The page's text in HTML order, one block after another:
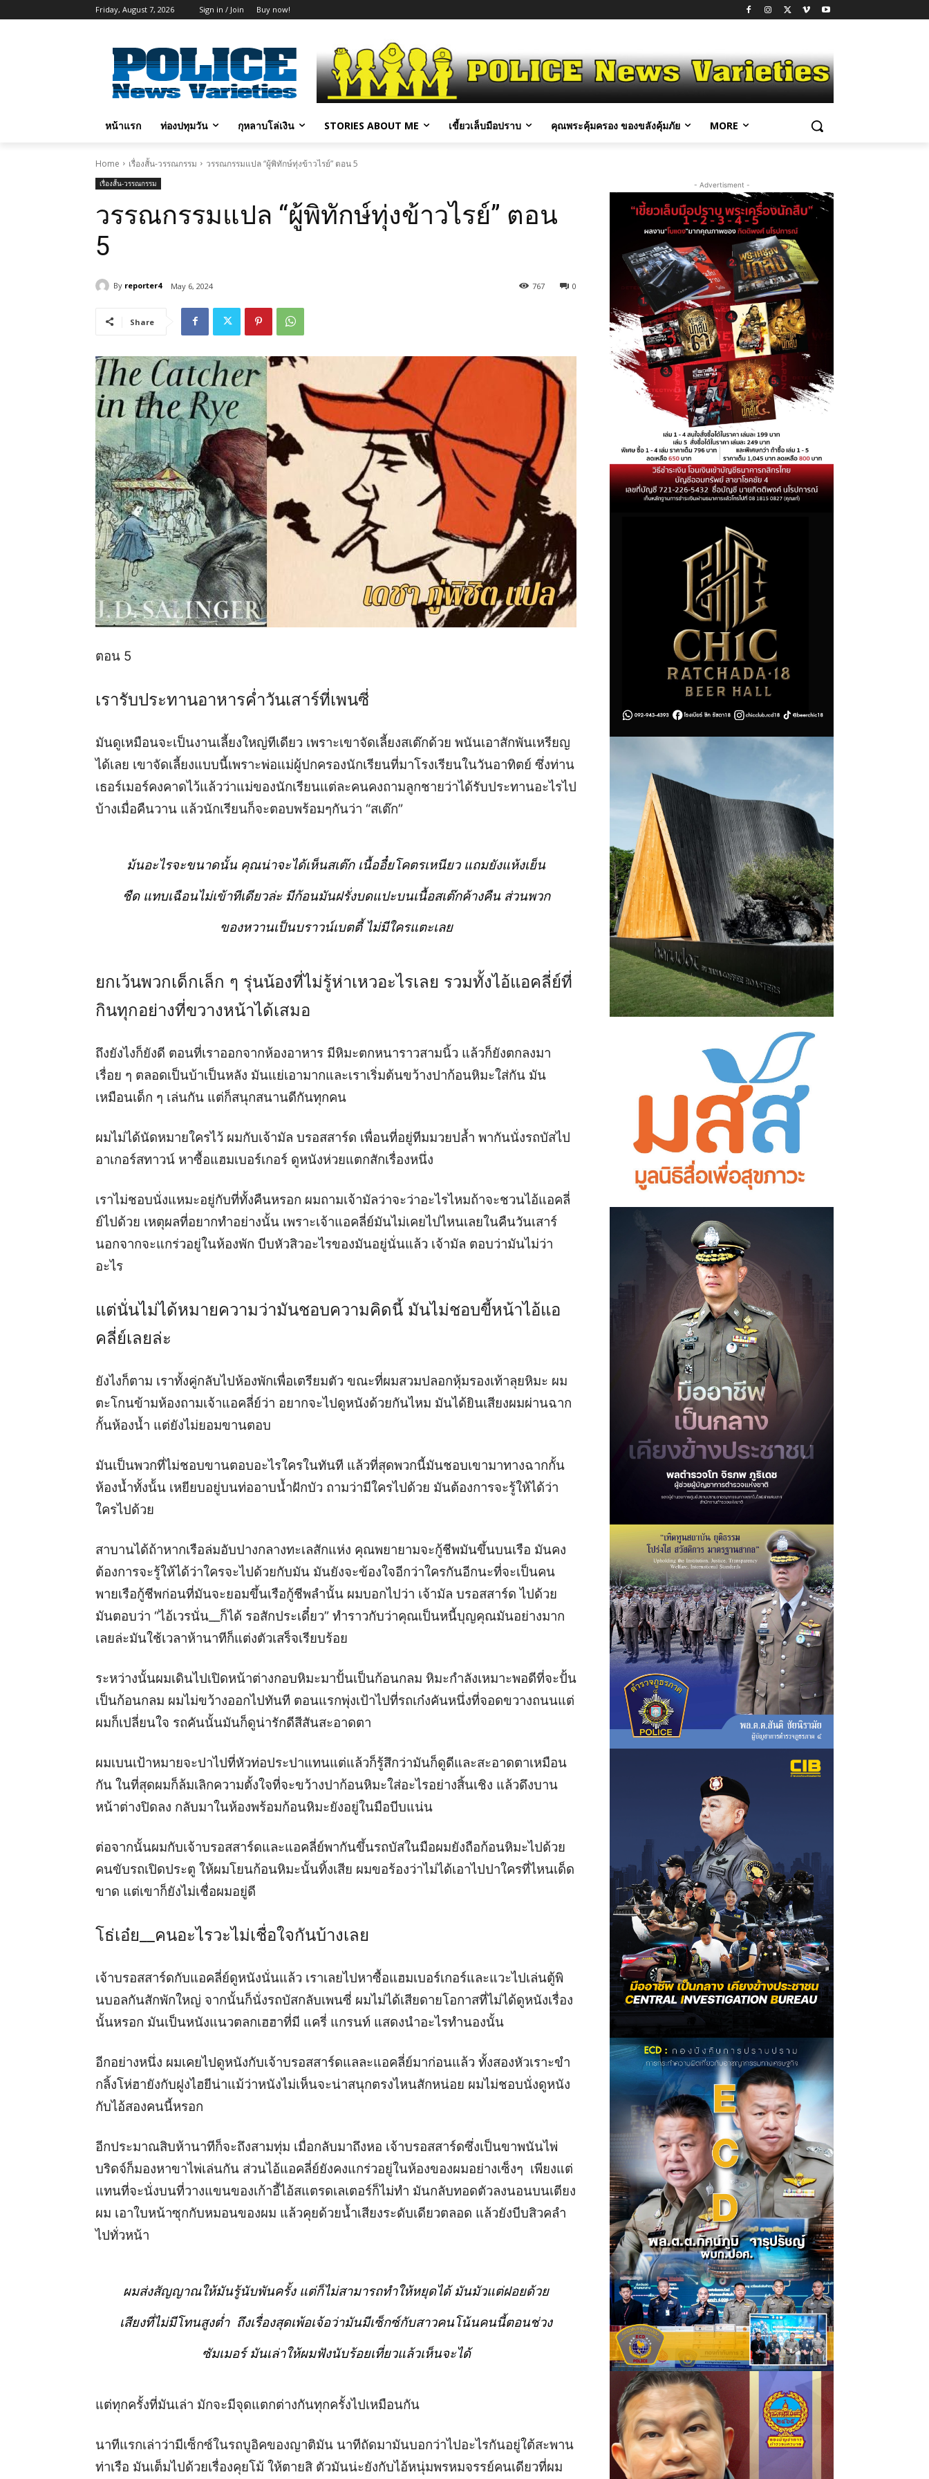
Friday, August 7, 2026 Sign in / Join Buy now!
หน้าแรก ท่องปทุมวัน กุหลาบโล่เงิน STORIES ABOUT ME เขี้ยวเล็บมือปราบ คุณพระคุ้มครอง ของขลังคุ้มภัย MORE
Home เรื่องสั้น-วรรณกรรม วรรณกรรมแปล “ผู้พิทักษ์ทุ่งข้าวไรย์” ตอน 5
เรื่องสั้น-วรรณกรรม
วรรณกรรมแปล “ผู้พิทักษ์ทุ่งข้าวไรย์” ตอน
5
By reporter4 May 6, 2024 0
767
Share
ตอน 5
เรารับประทานอาหารค่ำวันเสาร์ที่เพนซี่
มันดูเหมือนจะเป็นงานเลี้ยงใหญ่ทีเดียว เพราะเขาจัดเลี้ยงสเต๊กด้วย พนันเอาสักพันเหรียญ
ได้เลย เขาจัดเลี้ยงแบบนี้เพราะพ่อแม่ผู้ปกครองนักเรียนที่มาโรงเรียนในวันอาทิตย์ ซึ่งท่าน
เธอร์เมอร์คงคาดไว้แล้วว่าแม่ของนักเรียนแต่ละคนคงถามลูกชายว่าได้รับประทานอะไรไป
บ้างเมื่อคืนวาน แล้วนักเรียนก็จะตอบพร้อมๆกันว่า “สเต๊ก”
ม้นอะไรจะขนาดนั้น คุณน่าจะได้เห็นสเต๊ก เนื้ออื๋ยโคตรเหนียว แถมยังแห้งเย็น
ชืด แทบเฉือนไม่เข้าทีเดียวล่ะ มีก้อนมันฝรั่งบดแปะบนเนื้อสเต๊กค้างคืน ส่วนพวก
ของหวานเป็นบราวน์เบตตี้ ไม่มีใครแตะเลย
ยกเว้นพวกเด็กเล็ก ๆ รุ่นน้องที่ไม่รู้ห่าเหวอะไรเลย รวมทั้งไอ้แอคลี่ย์ที่
กินทุกอย่างที่ขวางหน้าได้เสมอ
ถึงยังไงก็ยังดี ตอนที่เราออกจากห้องอาหาร มีหิมะตกหนาราวสามนิ้ว แล้วก็ยังตกลงมา
เรื่อย ๆ ตลอดเป็นบ้าเป็นหลัง มันแย่เอามากและเราเริ่มต้นขว้างปาก้อนหิมะใส่กัน มัน
เหมือนเด็ก ๆ เล่นกัน แต่ก็สนุกสนานดีกันทุกคน
ผมไม่ได้นัดหมายใครไว้ ผมกับเจ้ามัล บรอสสาร์ด เพื่อนที่อยู่ทีมมวยปล้ำ พากันนั่งรถบัสไป
อาเกอร์สทาวน์ หาซื้อแฮมเบอร์เกอร์ ดูหนังห่วยแตกสักเรื่องหนึ่ง
เราไม่ชอบนั่งแหมะอยู่กับที่ทั้งคืนหรอก ผมถามเจ้ามัลว่าจะว่าอะไรไหมถ้าจะชวนไอ้แอคลี่
ย์ไปด้วย เหตุผลที่อยากทำอย่างนั้น เพราะเจ้าแอคลี่ย์มันไม่เคยไปไหนเลยในคืนวันเสาร์
นอกจากจะแกร่วอยู่ในห้องพัก บีบหัวสิวอะไรของมันอยู่นั่นแล้ว เจ้ามัล ตอบว่ามันไม่ว่า
อะไร
แต่นั่นไม่ได้หมายความว่ามันชอบความคิดนี้ มันไม่ชอบขี้หน้าไอ้แอ
คลี่ย์เลยล่ะ
ยังไงก็ตาม เราทั้งคู่กลับไปห้องพักเพื่อเตรียมตัว ขณะที่ผมสวมปลอกหุ้มรองเท้าลุยหิมะ ผม
ตะโกนข้ามห้องถามเจ้าแอคลี่ย์ว่า อยากจะไปดูหนังด้วยกันไหม มันได้ยินเสียงผมผ่านฉาก
กั้นห้องน้ำ แต่ยังไม่ยอมขานตอบ
มันเป็นพวกที่ไม่ชอบขานตอบอะไรใครในทันที แล้วที่สุดพวกนี้มันชอบเขามาทางฉากกั้น
ห้องน้ำทั้งน้้น เหยียบอยู่บนท่ออาบน้ำฝักบัว ถามว่ามีใครไปด้วย มันต้องการจะรู้ให้ได้ว่า
ใครไปด้วย
สาบานได้ถ้าหากเรือล่มอับปางกลางทะเลสักแห่ง คุณพยายามจะกู้ชีพมันขึ้นบนเรือ มันคง
ต้องการจะรู้ให้ได้ว่าใครจะไปด้วยกับมัน มันยังจะข้องใจอีกว่าใครกันอีกนะที่จะเป็นคน
พายเรือกู้ชีพก่อนที่มันจะยอมขึ้นเรือกู้ชีพลำนั้น ผมบอกไปว่า เจ้ามัล บรอสสาร์ด ไปด้วย
มันตอบว่า “ไอ้เวรนั่น__ก็ได้ รอสักประเดี๋ยว” ทำราวกับว่าคุณเป็นหนี้บุญคุณมันอย่างมาก
เลยล่ะมันใช้เวลาห้านาทีก็แต่งตัวเสร็จเรียบร้อย
ระหว่างนั้นผมเดินไปเปิดหน้าต่างกอบหิมะมาปั้นเป็นก้อนกลม หิมะกำลังเหมาะพอดีที่จะปั้น
เป็นก้อนกลม ผมไม่ขว้างออกไปทันที ตอนแรกพุ่งเป้าไปที่รถเก๋งคันหนึ่งที่จอดขวางถนนแต่
ผมก็เปลี่ยนใจ รถคันนั้นมันก็ดูน่ารักดีสีสันสะอาดตา
ผมเบนเป้าหมายจะปาไปที่หัวท่อประปาแทนแต่แล้วก็รู้สึกว่ามันก็ดูดีและสะอาดตาเหมือน
กัน ในที่สุดผมก็ล้มเลิกความตั้งใจที่จะขว้างปาก้อนหิมะใส่อะไรอย่างสิ้นเชิง แล้วดึงบาน
หน้าต่างปิดลง กลับมาในห้องพร้อมก้อนหิมะยังอยู่ในมือบีบแน่น
ต่อจากนั้นผมกับเจ้าบรอสสาร์ดและแอคลี่ย์พากันขึ้นรถบัสในมือผมยังถือก้อนหิมะไปด้วย
คนขับรถเปิดประตู ให้ผมโยนก้อนหิมะนั้นทิ้งเสีย ผมขอร้องว่าไม่ได้เอาไปปาใครที่ไหนเด็ด
ขาด แต่เขาก็ยังไม่เชื่อผมอยู่ดี
โธ่เอ๋ย__คนอะไรวะไม่เชื่อใจกันบ้างเลย
เจ้าบรอสสาร์ดกับแอคลี่ย์ดูหนังนั่นแล้ว เราเลยไปหาซื้อแฮมเบอร์เกอร์และแวะไปเล่นตู้พิ
นบอลกันสักพักใหญ่ จากนั้นก็นั่งรถบัสกลับเพนซี่ ผมไม่ได้เสียดายโอกาสที่ไม่ได้ดูหนังเรื่อง
นั้นหรอก มันเป็นหนังแนวตลกเฮฮาที่มี แครี่ แกรนท์ แสดงนำอะไรทำนองนั้น
อีกอย่างหนึ่ง ผมเคยไปดูหนังกับเจ้าบรอสสาร์ดแลละแอคลี่ย์มาก่อนแล้ว ทั้งสองหัวเราะขำ
กลิ้งโห่ฮายังกับฝูงไฮยีน่าแม้ว่าหนังไม่เห็นจะน่าสนุกตรงไหนสักหน่อย ผมไม่ชอบนั่งดูหนัง
กับไอ้สองคนนี้หรอก
อีกประมาณสิบห้านาทีก็จะถึงสามทุ่ม เมื่อกลับมาถึงหอ เจ้าบรอสสาร์ดซึ่งเป็นขาพนันไพ่
บริดจ์ก็มองหาขาไพ่เล่นกัน ส่วนไอ้แอคลี่ย์ยังคงแกร่วอยู่ในห้องของผมอย่างเซ็งๆ เพียงแต่
แทนที่จะนั่งบนที่วางแขนของเก้าอี้ไอ้สแตรดเลเตอร์ก็ไม่ทำ มันกลับทอดตัวลงนอนบนเตียง
ผม เอาใบหน้าซุกกับหมอนของผม แล้วคุยด้วยน้ำเสียงระดับเดียวตลอด แล้วยังบีบสิวคลำ
ไปทั่วหน้า
ผมส่งสัญญาณให้มันรู้นับพันครั้ง แต่ก็ไม่สามารถทำให้หยุดได้ มันมัวแต่ฝอยด้วย
เสียงที่ไม่มีโทนสูงต่ำ ถึงเรื่องสุดเพ้อเจ้อว่ามันมีเซ็กซ์กับสาวคนโน้นคนนี้ตอนช่วง
ซัมเมอร์ มันเล่าให้ผมฟังนับร้อยเที่ยวแล้วเห็นจะได้
แต่ทุกครั้งที่มันเล่า มักจะมีจุดแตกต่างกันทุกครั้งไปเหมือนกัน
นาทีแรกเล่าว่ามีเซ็กซ์ในรถบูอิคของญาติมัน นาทีถัดมามันบอกว่าไปอะไรกันอยู่ใต้สะพาน
ท่าเรือ มันเต็มไปด้วยเรื่องคุยโม้ ให้ตายสิ ตัวมันน่ะยังกับไอ้หนุ่มพรหมจรรย์คนเดียวที่ผม
- Advertisment -